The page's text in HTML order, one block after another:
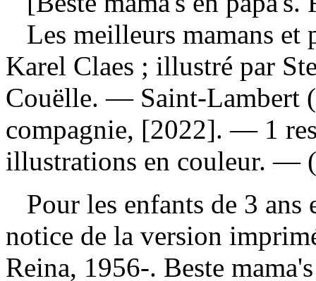
Les meilleurs mamans et
Karel Claes ; illustré par
Couëlle. — Saint-Lambert
compagnie, [2022]. — 1
illustrations en couleur. —
Pour les enfants de 3
notice de la version
Reina, 1956-. Beste